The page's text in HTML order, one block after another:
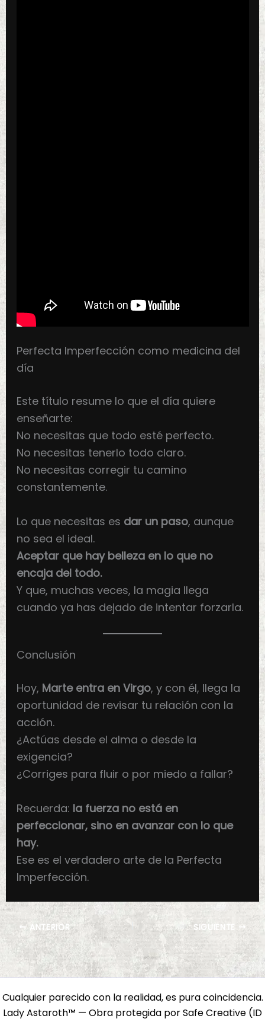
Perfecta Imperfección como medicina del
día
Este título resume lo que el día quiere
enseñarte:
No necesitas que todo esté perfecto.
No necesitas tenerlo todo claro.
No necesitas corregir tu camino
constantemente.
Lo que necesitas es dar un paso, aunque
no sea el ideal.
Aceptar que hay belleza en lo que no
encaja del todo.
Y que, muchas veces, la magia llega
cuando ya has dejado de intentar forzarla.
Conclusión
Hoy, Marte entra en Virgo, y con él, llega la
oportunidad de revisar tu relación con la
acción.
¿Actúas desde el alma o desde la
exigencia?
¿Corriges para fluir o por miedo a fallar?
Recuerda: la fuerza no está en
perfeccionar, sino en avanzar con lo que
hay.
Ese es el verdadero arte de la Perfecta
Imperfección.
ANTERIOR SIGUIENTE
Cualquier parecido con la realidad, es pura coincidencia.
Lady Astaroth™ — Obra protegida por Safe Creative (ID